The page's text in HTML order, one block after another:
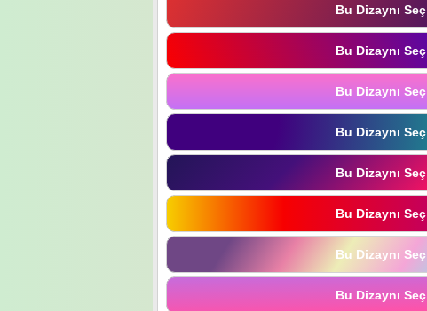
Bu Dizaynı Seç
Bu Dizaynı Seç
Bu Dizaynı Seç
Bu Dizaynı Seç
Bu Dizaynı Seç
Bu Dizaynı Seç
Bu Dizaynı Seç
Bu Dizaynı Seç